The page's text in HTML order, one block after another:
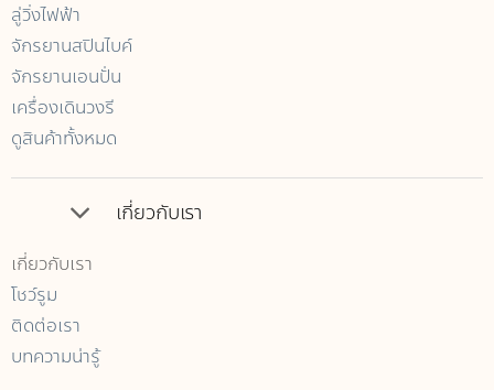
ลู่วิ่งไฟฟ้า
จักรยานสปินไบค์
จักรยานเอนปั่น
เครื่องเดินวงรี
ดูสินค้าทั้งหมด
เกี่ยวกับเรา
เกี่ยวกับเรา
โชว์รูม
ติดต่อเรา
บทความน่ารู้